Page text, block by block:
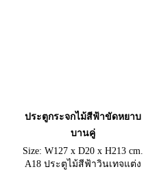
ประตูกระจกไม้สีฟ้าขัดหยาบ
บานคู่
Size: W127 x D20 x H213 cm.
A18 ประตูไม้สีฟ้าวินเทจแต่ง